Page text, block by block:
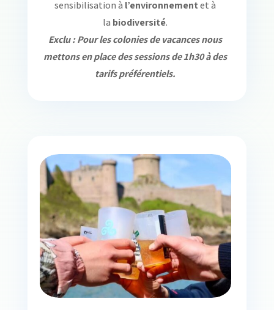
sensibilisation à l’environnementet à
la biodiversité.
Exclu : Pour les colonies de vacances nous
mettons en place des sessions de 1h30 à des
tarifs préférentiels.